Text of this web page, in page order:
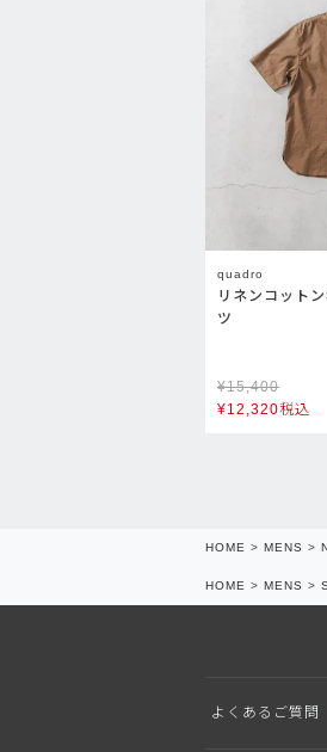
quadro
リネンコット
ツ
¥15,400
¥12,320税込
HOME MENS
HOME MENS
よくあるご質問